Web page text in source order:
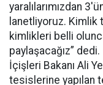
yaralılarımızdan
lanetliyoruz. Kimlik
kimlikleri belli
paylaşacağız” dedi.
İçişleri Bakanı Ali
tesislerine yapılan